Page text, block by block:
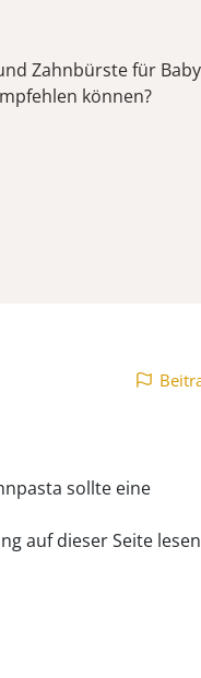
Zahnbürste für
können?
sollte eine
auf dieser Seite